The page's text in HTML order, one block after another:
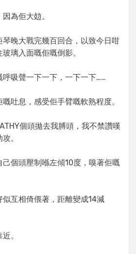
為佢大攰。
晚大戰完幾百回合，以致今日咁
璃入面嘅佢嘅倒影。
呼吸聲一下一下，一下一下……
吐息，感受佢手臂嘅軟熟程度。
個頭拋去我膊頭，我不禁讚嘆
。
個頭壓制喺左傾10度，嗅著佢嘅
互相倚偎著，距離變成14減
。